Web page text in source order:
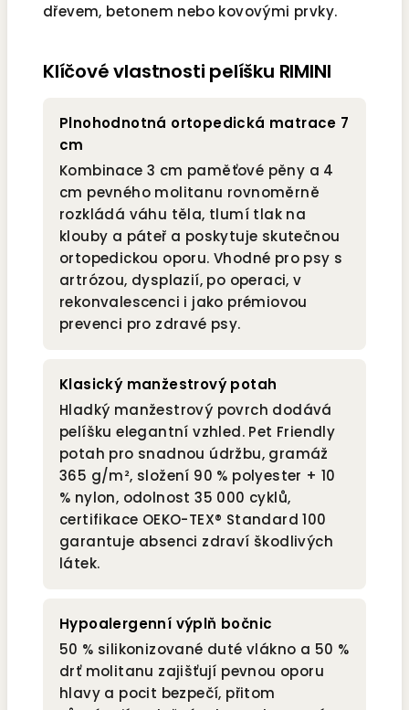
dřevem, betonem nebo kovovými prvky.
Klíčové vlastnosti pelíšku RIMINI
Plnohodnotná ortopedická matrace 7
cm
Kombinace 3 cm paměťové pěny a 4
cm pevného molitanu rovnoměrně
rozkládá váhu těla, tlumí tlak na
klouby a páteř a poskytuje skutečnou
ortopedickou oporu. Vhodné pro psy s
artrózou, dysplazií, po operaci, v
rekonvalescenci i jako prémiovou
prevenci pro zdravé psy.
Klasický manžestrový potah
Hladký manžestrový povrch dodává
pelíšku elegantní vzhled. Pet Friendly
potah pro snadnou údržbu, gramáž
365 g/m², složení 90 % polyester + 10
% nylon, odolnost 35 000 cyklů,
certifikace OEKO-TEX® Standard 100
garantuje absenci zdraví škodlivých
látek.
Hypoalergenní výplň bočnic
50 % silikonizované duté vlákno a 50 %
drť molitanu zajišťují pevnou oporu
hlavy a pocit bezpečí, přitom